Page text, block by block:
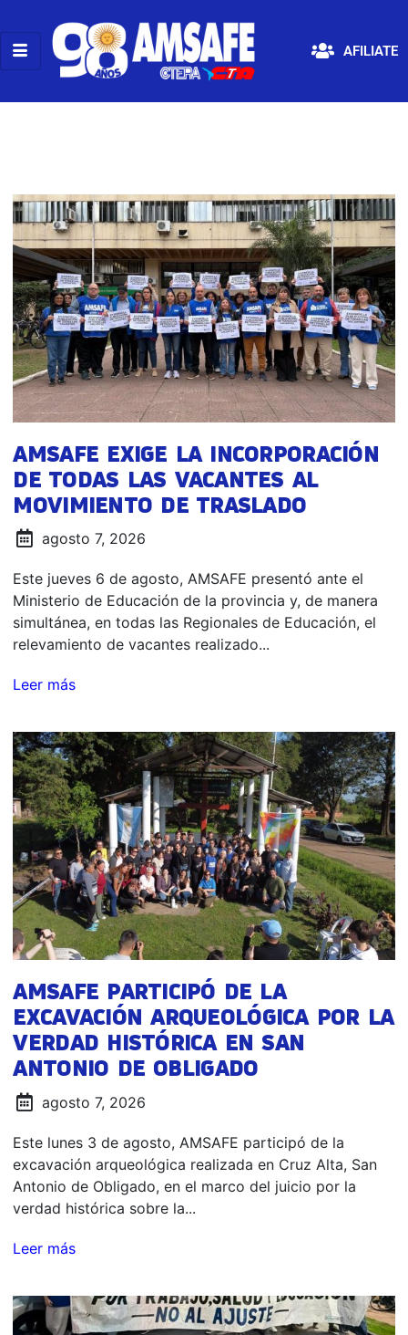
AFILIATE
AMSAFE EXIGE LA INCORPORACIÓN
DE TODAS LAS VACANTES AL
MOVIMIENTO DE TRASLADO
agosto 7, 2026
Este jueves 6 de agosto, AMSAFE presentó ante el
Ministerio de Educación de la provincia y, de manera
simultánea, en todas las Regionales de Educación, el
relevamiento de vacantes realizado...
Leer más
AMSAFE PARTICIPÓ DE LA
EXCAVACIÓN ARQUEOLÓGICA POR LA
VERDAD HISTÓRICA EN SAN
ANTONIO DE OBLIGADO
agosto 7, 2026
Este lunes 3 de agosto, AMSAFE participó de la
excavación arqueológica realizada en Cruz Alta, San
Antonio de Obligado, en el marco del juicio por la
verdad histórica sobre la...
Leer más